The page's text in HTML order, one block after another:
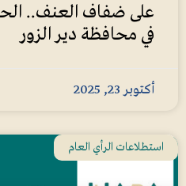
على ضفاف العنف..
في محافظة دير الزور
أكتوبر 23, 2025
استطلاعات الرأي العام